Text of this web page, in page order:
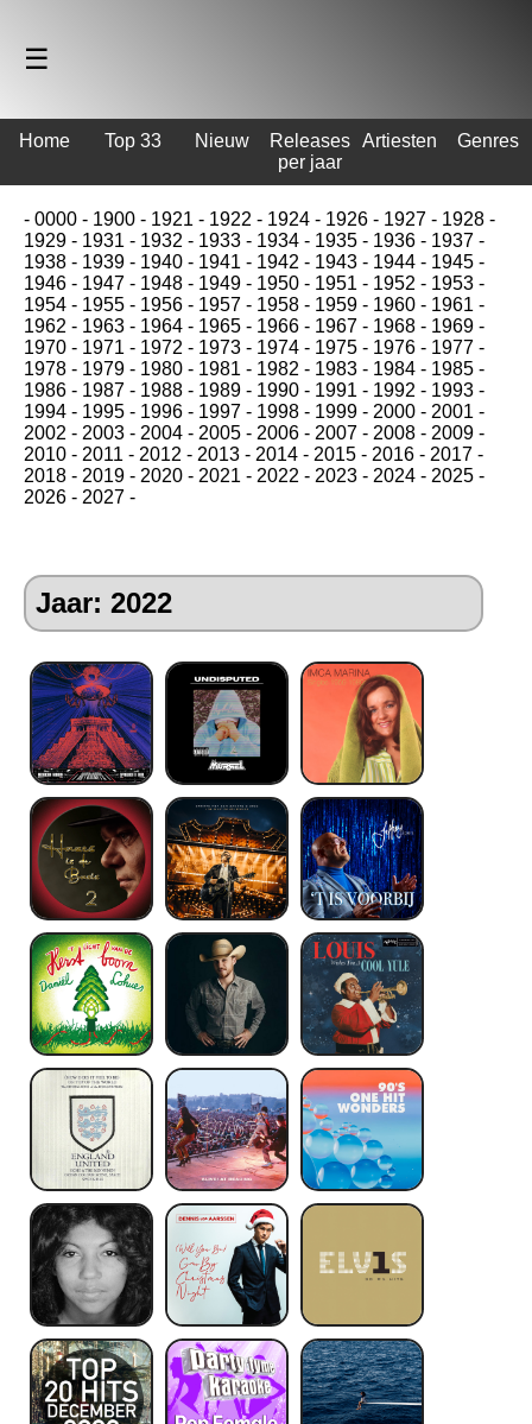
☰
Home Top 33 Nieuw
Releases
per jaar
Artiesten Genres
- 0000 - 1900 - 1921 - 1922 - 1924 - 1926 - 1927 - 1928 -
1929 - 1931 - 1932 - 1933 - 1934 - 1935 - 1936 - 1937 -
1938 - 1939 - 1940 - 1941 - 1942 - 1943 - 1944 - 1945 -
1946 - 1947 - 1948 - 1949 - 1950 - 1951 - 1952 - 1953 -
1954 - 1955 - 1956 - 1957 - 1958 - 1959 - 1960 - 1961 -
1962 - 1963 - 1964 - 1965 - 1966 - 1967 - 1968 - 1969 -
1970 - 1971 - 1972 - 1973 - 1974 - 1975 - 1976 - 1977 -
1978 - 1979 - 1980 - 1981 - 1982 - 1983 - 1984 - 1985 -
1986 - 1987 - 1988 - 1989 - 1990 - 1991 - 1992 - 1993 -
1994 - 1995 - 1996 - 1997 - 1998 - 1999 - 2000 - 2001 -
2002 - 2003 - 2004 - 2005 - 2006 - 2007 - 2008 - 2009 -
2010 - 2011 - 2012 - 2013 - 2014 - 2015 - 2016 - 2017 -
2018 - 2019 - 2020 - 2021 - 2022 - 2023 - 2024 - 2025 -
2026 - 2027 -
Jaar: 2022